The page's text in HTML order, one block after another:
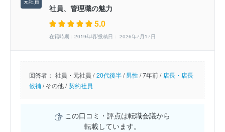
社員、管理職の魅力
5.0
在籍時期：2019年頃/投稿日： 2026年7月17日
回答者： 社員・元社員 / 20代後半/男性/7年前 / 店長・店長
候補/その他 / 契約社員
この口コミ・評点は転職会議から
転載しています。